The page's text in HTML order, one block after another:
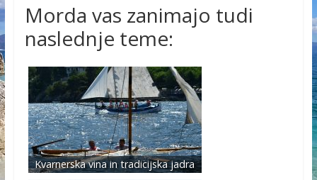
Morda vas zanimajo tudi
naslednje teme:
Kvarnerska vina in tradicijska jadra